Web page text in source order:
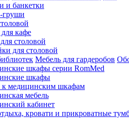
и банкетки
груши
для кафе
столовой
для столовой
Мебель для гардеробов
шкафы серии RomMed
шкафы
медицинским шкафам
мебель
кабинет
кровати и прикроватные